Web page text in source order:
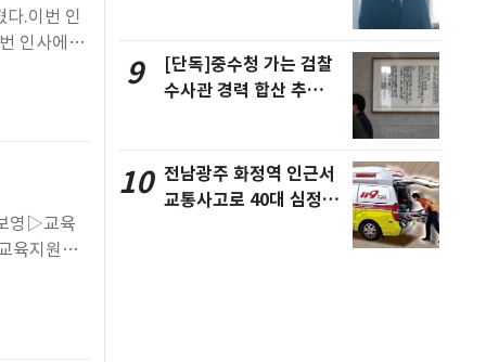
.이번 인
인사에서
성을 갖춘
육지원국
9
[단독]중수청 가는 검찰
수사관 경력 합산 추
10 전남광주 화정역 인근서
교통사고로 40대 심정